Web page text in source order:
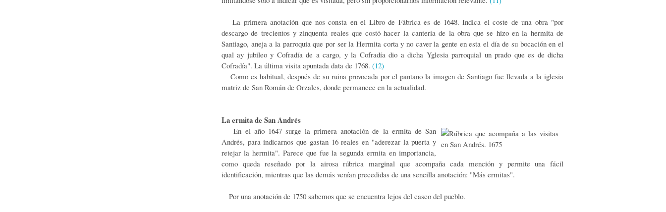
La primera anotación que nos consta en el Libro de Fábrica es de 1648. Indica el coste de una obra "por
descargo de trecientos y zinquenta reales que costó hacer la cantería de la obra que se hizo en la hermita de
Santiago, aneja a la parroquia que por ser la Hermita corta y no caver la gente en esta el día de su bocación en el
qual ay jubileo y Cofradía de a cargo, y la Cofradía dio a dicha Yglesia parroquial un prado que es de dicha
Cofradía". La última visita apuntada data de 1768. (12)
Como es habitual, después de su ruina provocada por el pantano la imagen de Santiago fue llevada a la iglesia
matriz de San Román de Orzales, donde permanece en la actualidad.
La ermita de San Andrés
En el año 1647 surge la primera anotación de la ermita de San
Andrés, para indicarnos que gastan 16 reales en "aderezar la puerta y
retejar la hermita". Parece que fue la segunda ermita en importancia,
como queda reseñado por la airosa rúbrica marginal que acompaña cada mención y permite una fácil
identificación, mientras que las demás venían precedidas de una sencilla anotación: "Más ermitas".
Por una anotación de 1750 sabemos que se encuentra lejos del casco del pueblo.